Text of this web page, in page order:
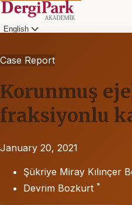
English
Case Report
Korunmuş
fraksiyonlu
January 20, 2021
Şükriye Miray Kılınçer
Devrim Bozkurt *